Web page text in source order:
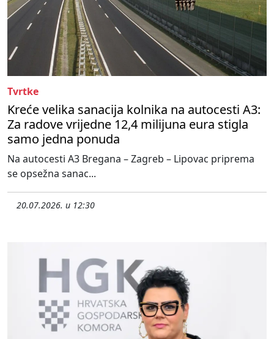
Tvrtke
Kreće velika sanacija kolnika na autocesti A3:
Za radove vrijedne 12,4 milijuna eura stigla
samo jedna ponuda
Na autocesti A3 Bregana – Zagreb – Lipovac priprema
se opsežna sanac...
20.07.2026. u 12:30